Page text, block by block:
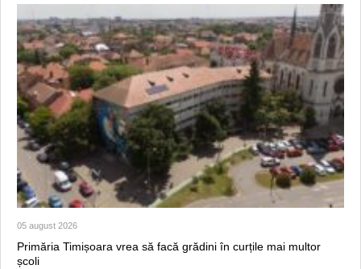
05 august 2026
Primăria Timișoara vrea să facă grădini în curțile mai multor
școli